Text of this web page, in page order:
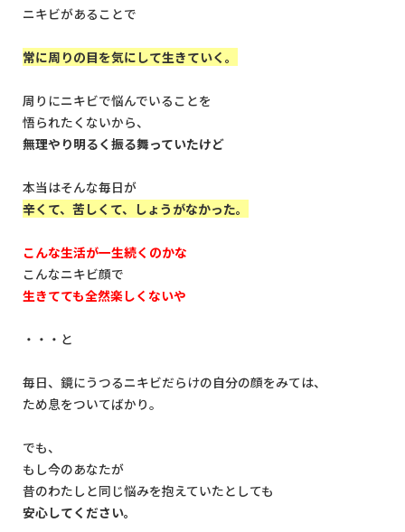
ニキビがあることで
常に周りの目を気にして生きていく。
周りにニキビで悩んでいることを
悟られたくないから、
無理やり明るく振る舞っていたけど
本当はそんな毎日が
辛くて、苦しくて、しょうがなかった。
こんな生活が一生続くのかな
こんなニキビ顔で
生きてても全然楽しくないや
・・・と
毎日、鏡にうつるニキビだらけの自分の顔をみては、
ため息をついてばかり。
でも、
もし今のあなたが
昔のわたしと同じ悩みを抱えていたとしても
安心してください。